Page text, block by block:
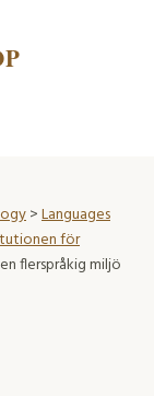
>Languages
för
flerspråkig miljö